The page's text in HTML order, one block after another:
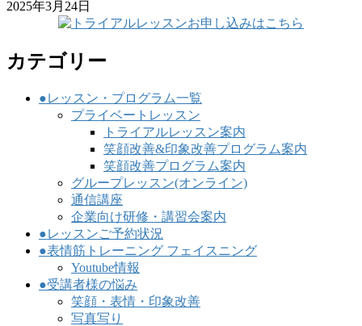
2025年3月24日
カテゴリー
●レッスン・プログラム一覧
プライベートレッスン
トライアルレッスン案内
笑顔改善&印象改善プログラム案内
笑顔改善プログラム案内
グループレッスン(オンライン)
通信講座
企業向け研修・講習会案内
●レッスンご予約状況
●表情筋トレーニング フェイスニング
Youtube情報
●受講者様の悩み
笑顔・表情・印象改善
写真写り